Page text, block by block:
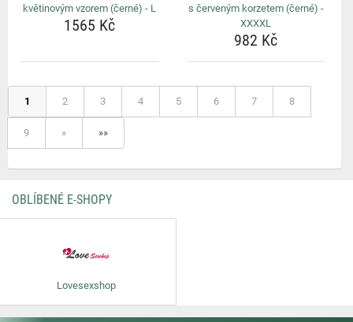
květinovým vzorem (černé) - L
1565 Kč
s červeným korzetem (černé) -
XXXXL
982 Kč
1 2 3 4 5 6 7 8
9 » »»
OBLÍBENÉ E-SHOPY
Lovesexshop